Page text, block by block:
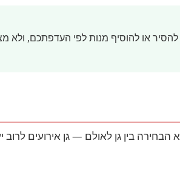
או להוסיף מנות לפי העדפתכם, ולא
בין גן לאולם — גן אירועים לרוב